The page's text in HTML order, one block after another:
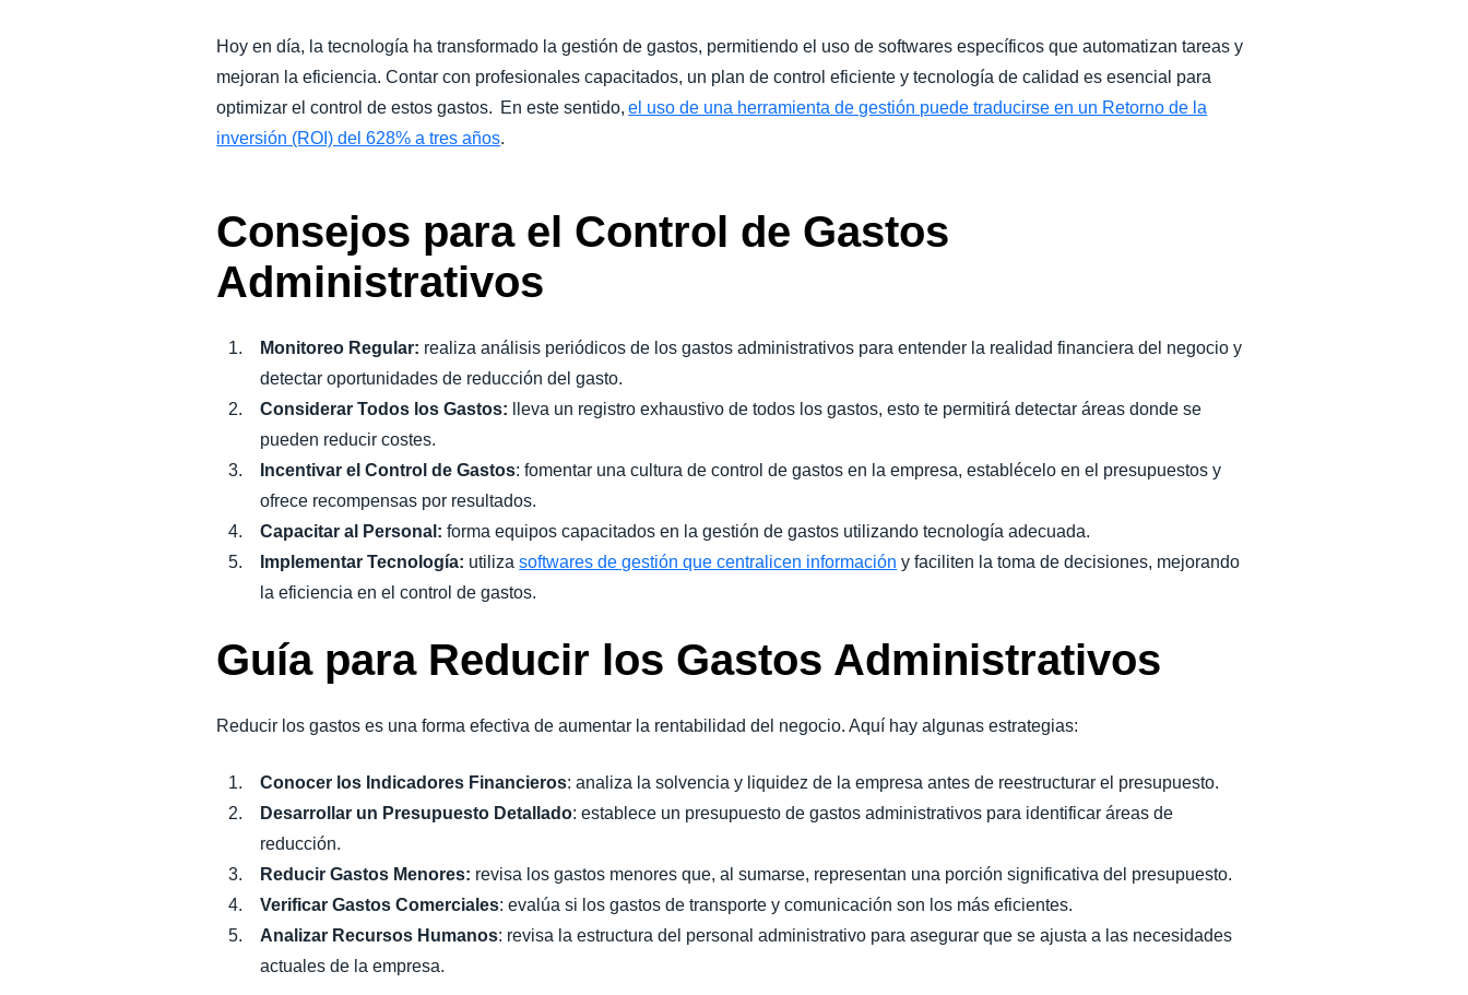
Hoy en día, la tecnología ha transformado la gestión de gastos, permitiendo el uso de softwares específicos que automatizan tareas y
mejoran la eficiencia. Contar con profesionales capacitados, un plan de control eficiente y tecnología de calidad es esencial para
optimizar el control de estos gastos. En este sentido,el uso de una herramienta de gestión puede traducirse en un Retorno de la
inversión (ROI) del 628% a tres años.
Consejos para el Control de Gastos
Administrativos
Monitoreo Regular: realiza análisis periódicos de los gastos administrativos para entender la realidad financiera del negocio y
detectar oportunidades de reducción del gasto.
Considerar Todos los Gastos: lleva un registro exhaustivo de todos los gastos, esto te permitirá detectar áreas donde se
pueden reducir costes.
Incentivar el Control de Gastos: fomentar una cultura de control de gastos en la empresa, establécelo en el presupuestos y
ofrece recompensas por resultados.
Capacitar al Personal: forma equipos capacitados en la gestión de gastos utilizando tecnología adecuada.
Implementar Tecnología: utilizasoftwares de gestión que centralicen información y faciliten la toma de decisiones, mejorando
la eficiencia en el control de gastos.
Guía para Reducir los Gastos Administrativos
Reducir los gastos es una forma efectiva de aumentar la rentabilidad del negocio. Aquí hay algunas estrategias:
Conocer los Indicadores Financieros: analiza la solvencia y liquidez de la empresa antes de reestructurar el presupuesto.
Desarrollar un Presupuesto Detallado: establece un presupuesto de gastos administrativos para identificar áreas de
reducción.
Reducir Gastos Menores: revisa los gastos menores que, al sumarse, representan una porción significativa del presupuesto.
Verificar Gastos Comerciales: evalúa si los gastos de transporte y comunicación son los más eficientes.
Analizar Recursos Humanos: revisa la estructura del personal administrativo para asegurar que se ajusta a las necesidades
actuales de la empresa.